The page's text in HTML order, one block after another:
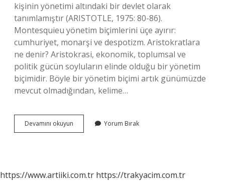
kişinin yönetimi altındaki bir devlet olarak
tanımlamıştır (ARISTOTLE, 1975: 80-86).
Montesquieu yönetim biçimlerini üçe ayırır:
cumhuriyet, monarşi ve despotizm. Aristokratlara
ne denir? Aristokrasi, ekonomik, toplumsal ve
politik gücün soyluların elinde olduğu bir yönetim
biçimidir. Böyle bir yönetim biçimi artık günümüzde
mevcut olmadığından, kelime…
Devamını okuyun Aristokratik
Yönetim
Yorum Bırak
https://www.artiiki.com.tr https://trakyacim.com.tr